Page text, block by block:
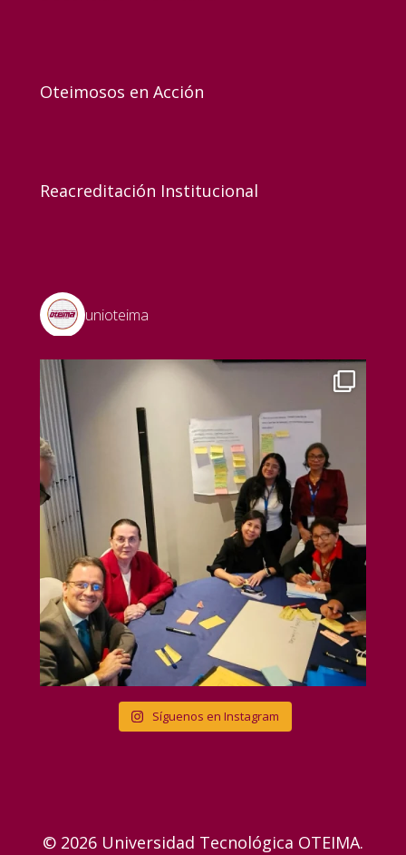
Oteimosos en Acción
Reacreditación Institucional
unioteima
Síguenos en Instagram
© 2026 Universidad Tecnológica OTEIMA.